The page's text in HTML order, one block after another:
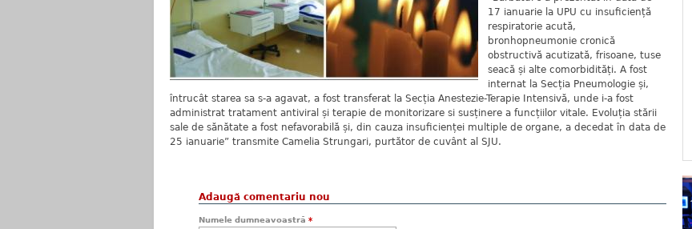
17 ianuarie la UPU cu insuficiență
respiratorie acută,
bronhopneumonie cronică
obstructivă acutizată, frisoane, tuse
seacă și alte comorbidități. A fost
internat la Secția Pneumologie și,
întrucât starea sa s-a agavat, a fost transferat la Secția Anestezie-Terapie Intensivă, unde i-a fost
administrat tratament antiviral și terapie de monitorizare si susținere a funcțiilor vitale. Evoluția stării
sale de sănătate a fost nefavorabilă și, din cauza insuficienței multiple de organe, a decedat în data de
25 ianuarie” transmite Camelia Strungari, purtător de cuvânt al SJU.
Adaugă comentariu nou
Numele dumneavoastră *